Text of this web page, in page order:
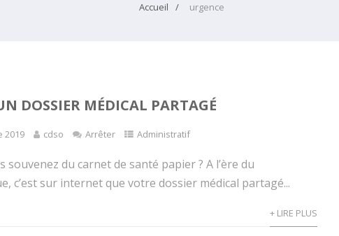
Accueil urgence
DOSSIER MÉDICAL PARTAGÉ
2019 cdso Arrêter Administratif
souvenez du carnet de santé papier ? A l’ère du
c’est sur internet que votre dossier médical partagé...
+ LIRE PLUS